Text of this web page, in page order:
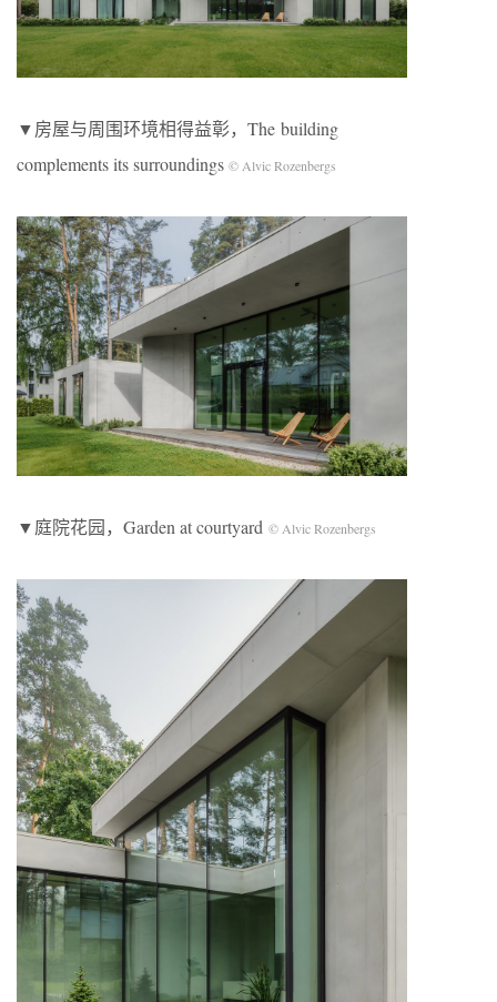
▼房屋与周围环境相得益彰，The building
complements its surroundings ©️ Alvic Rozenbergs
▼庭院花园，Garden at courtyard ©️ Alvic Rozenbergs